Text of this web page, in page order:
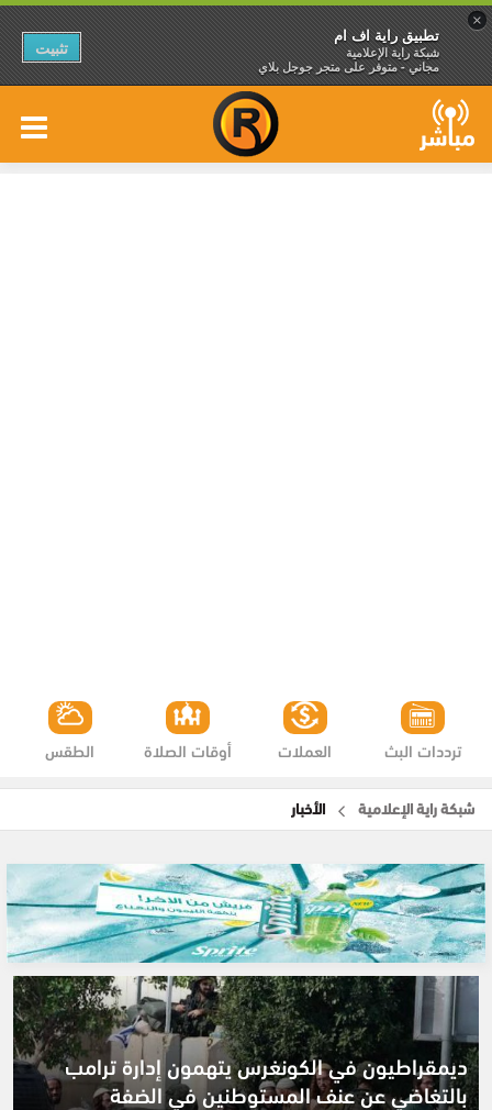
×
تطبيق راية اف ام
شبكة راية الإعلامية
مجاني - متوفر على متجر جوجل بلاي
تثبيت
الطقس أوقات الصلاة العملات ترددات البث
شبكة راية الإعلامية الأخبار
ديمقراطيون في الكونغرس يتهمون إدارة ترامب
بالتغاضي عن عنف المستوطنين في الضفة